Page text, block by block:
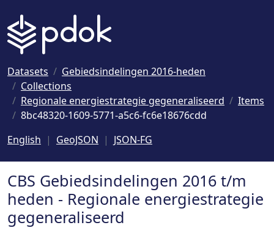
Datasets
Gebiedsindelingen 2016-heden
Collections
Regionale energiestrategie gegeneraliseerd
Items
8bc48320-1609-5771-a5c6-fc6e18676cdd
English
GeoJSON JSON-FG
CBS Gebiedsindelingen 2016 t/m
heden - Regionale energiestrategie
gegeneraliseerd